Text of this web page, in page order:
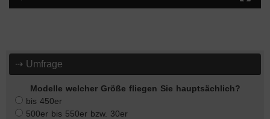
⇢ Umfrage
Modelle welcher Größe fliegen Sie hauptsächlich?
bis 450er
500er bis 550er bzw. 30er